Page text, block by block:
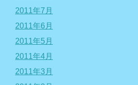
2011年7月
2011年6月
2011年5月
2011年4月
2011年3月